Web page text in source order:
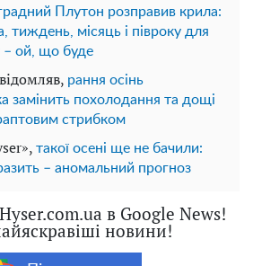
Плутон розправив крила:
тиждень, місяць і півроку для
– ой, що буде
рання осінь
замінить похолодання та дощі
стрибком
такої осені ще не бачили:
– аномальний прогноз
в Google News!
новини!